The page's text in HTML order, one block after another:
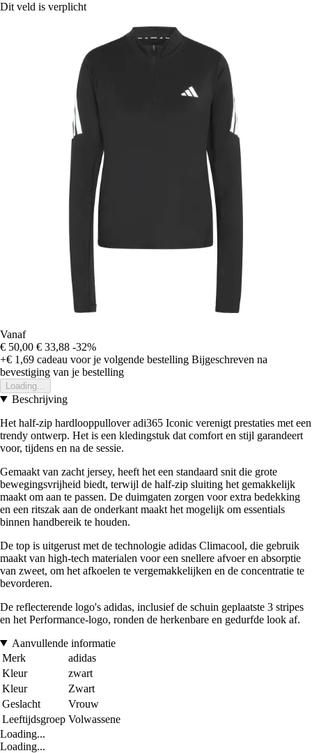
Dit veld is verplicht
Vanaf
€ 50,00 € 33,88 -32%
+€ 1,69 cadeau voor je volgende bestelling Bijgeschreven na
bevestiging van je bestelling
Loading...
Beschrijving
Het half-zip hardlooppullover adi365 Iconic verenigt prestaties met een
trendy ontwerp. Het is een kledingstuk dat comfort en stijl garandeert
voor, tijdens en na de sessie.
Gemaakt van zacht jersey, heeft het een standaard snit die grote
bewegingsvrijheid biedt, terwijl de half-zip sluiting het gemakkelijk
maakt om aan te passen. De duimgaten zorgen voor extra bedekking
en een ritszak aan de onderkant maakt het mogelijk om essentials
binnen handbereik te houden.
De top is uitgerust met de technologie adidas Climacool, die gebruik
maakt van high-tech materialen voor een snellere afvoer en absorptie
van zweet, om het afkoelen te vergemakkelijken en de concentratie te
bevorderen.
De reflecterende logo's adidas, inclusief de schuin geplaatste 3 stripes
en het Performance-logo, ronden de herkenbare en gedurfde look af.
Aanvullende informatie
Merk
adidas
Kleur
zwart
Kleur
Zwart
Geslacht
Vrouw
Leeftijdsgroep Volwassene
Loading...
Loading...